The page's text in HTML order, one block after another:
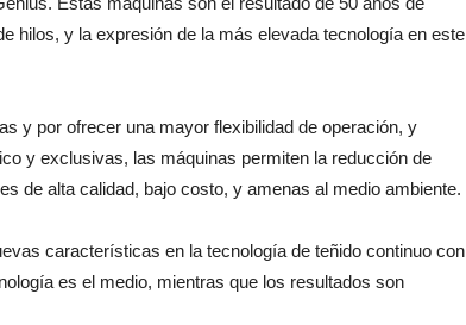
hilos, y la expresión de la más elevada tecnología en este
y por ofrecer una mayor flexibilidad de operación, y
y exclusivas, las máquinas permiten la reducción de
de alta calidad, bajo costo, y amenas al medio ambiente.
características en la tecnología de teñido continuo con
es el medio, mientras que los resultados son